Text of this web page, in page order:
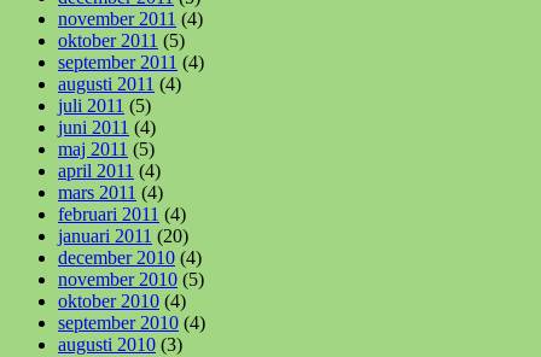
november 2011 (4)
oktober 2011 (5)
september 2011 (4)
augusti 2011 (4)
juli 2011 (5)
juni 2011 (4)
maj 2011 (5)
april 2011 (4)
mars 2011 (4)
februari 2011 (4)
januari 2011 (20)
december 2010 (4)
november 2010 (5)
oktober 2010 (4)
september 2010 (4)
augusti 2010 (3)